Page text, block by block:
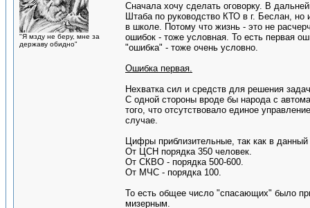
"Я мзду не беру, мне за
державу обидно"
Сначала хочу сделать оговорку. В
Штаба по руководство КТО в г. Беслан, но
в школе. Потому что жизнь - это не
ошибок - тоже условная. То есть первая
"ошибка" - тоже очень условно.
Ошибка первая.
Нехватка сил и средств для решения
С одной стороны вроде бы народа с
того, что отсутствовало единое
случае.
Цифры приблизительные, так как в
От ЦСН порядка 350 человек.
От СКВО - порядка 500-600.
От МЧС - порядка 100.
То есть общее число "спасающих" было
мизерным.